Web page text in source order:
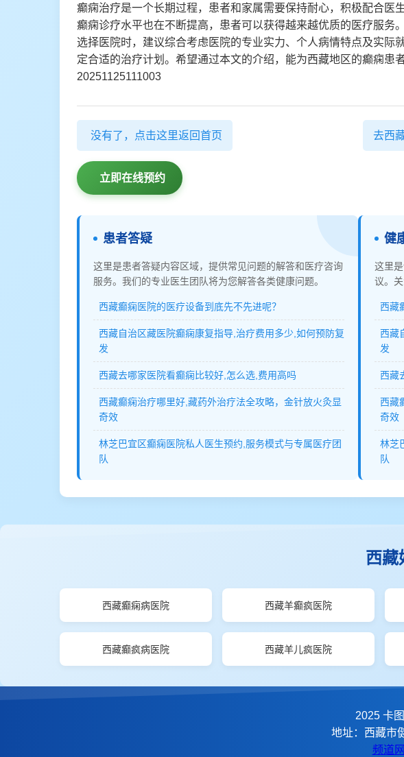
癫痫治疗是一个长期过程，患者和家属需要保持耐心，积极配合医
癫痫诊疗水平也在不断提高，患者可以获得越来越优质的医疗服务。
选择医院时，建议综合考虑医院的专业实力、个人病情特点及实际
定合适的治疗计划。希望通过本文的介绍，能为西藏地区的癫痫患
20251125111003
没有了，点击这里返回首页 去西
立即在线预约
患者答疑
这里是患者答疑内容区域，提供常见问题的解答和医疗咨询
服务。我们的专业医生团队将为您解答各类健康问题。
西藏癫痫医院的医疗设备到底先不先进呢？
西藏自治区藏医院癫痫康复指导,治疗费用多少,如何预防复
发
西藏去哪家医院看癫痫比较好,怎么选,费用高吗
西藏癫痫治疗哪里好,藏药外治疗法全攻略，金针放火灸显
奇效
林芝巴宜区癫痫医院私人医生预约,服务模式与专属医疗团
队
健
这里
议。
西藏
西藏
发
西藏
西藏
奇效
林芝
队
西藏
西藏癫痫病医院 西藏羊癫疯医院
西藏癫疯病医院 西藏羊儿疯医院
2025 卡
地址：西藏市
频道